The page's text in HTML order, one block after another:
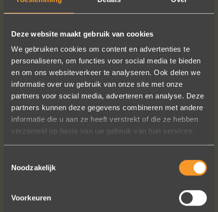
Deze website maakt gebruik van cookies
We gebruiken cookies om content en advertenties te
personaliseren, om functies voor social media te bieden
en om ons websiteverkeer te analyseren. Ook delen we
informatie over uw gebruik van onze site met onze
partners voor social media, adverteren en analyse. Deze
partners kunnen deze gegevens combineren met andere
informatie die u aan ze heeft verstrekt of die ze hebben
verzameld op basis van uw gebruik van hun services.
Noodzakelijk
Voorkeuren